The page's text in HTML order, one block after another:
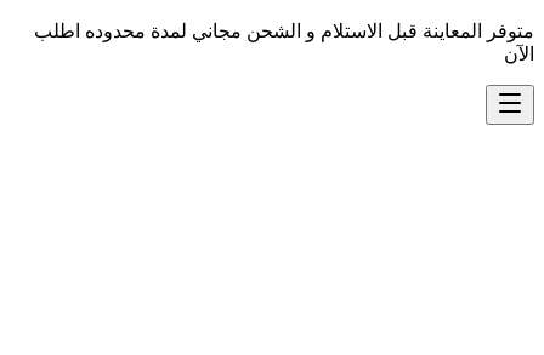
متوفر المعاينة قبل الاستلام و الشحن مجاني لمدة محدوده اطلب
الآن